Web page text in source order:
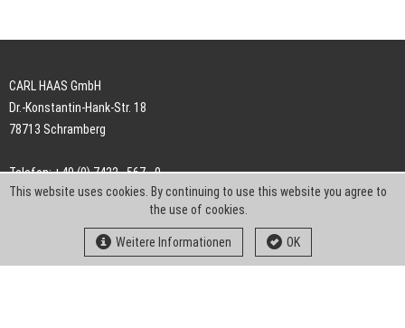
CARL HAAS GmbH
Dr.-Konstantin-Hank-Str. 18
78713 Schramberg
Telefon: +49 (0) 7422 . 567 - 0
Telefax: +49 (0) 7422 . 567 - 239
info-ch@kern-liebers.com
This website uses cookies. By continuing to use this website you agree to
the use of cookies.
Weitere Informationen OK